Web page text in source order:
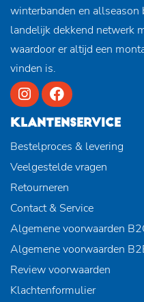
winterbanden en allseason
landelijk dekkend netwerk
waardoor er altijd een
vinden is.
KLANTENSERVICE
Bestelproces & levering
Veelgestelde vragen
Retourneren
Contact & Service
Algemene voorwaarden
Algemene voorwaarden
Review voorwaarden
Klachtenformulier